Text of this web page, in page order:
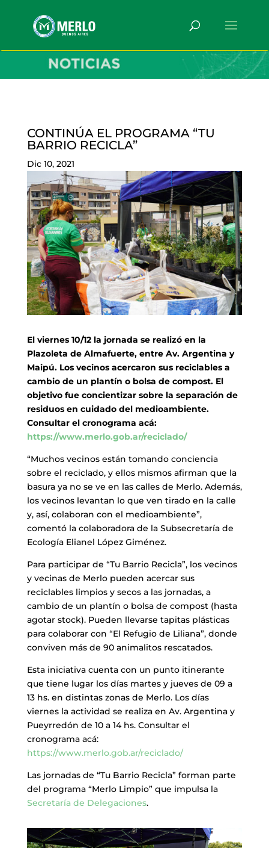
CONTINÚA EL PROGRAMA “TU
BARRIO RECICLA”
Dic 10, 2021
El viernes 10/12 la jornada se realizó en la
Plazoleta de Almafuerte, entre Av. Argentina y
Maipú. Los vecinos acercaron sus reciclables a
cambio de un plantín o bolsa de compost. El
objetivo fue concientizar sobre la separación de
residuos en cuidado del medioambiente.
Consultar el cronograma acá:
https://www.merlo.gob.ar/reciclado/
“Muchos vecinos están tomando conciencia
sobre el reciclado, y ellos mismos afirman que la
basura ya no se ve en las calles de Merlo. Además,
los vecinos levantan lo que ven tirado en la calle
y, así, colaboran con el medioambiente”,
comentó la colaboradora de la Subsecretaría de
Ecología Elianel López Giménez.
Para participar de “Tu Barrio Recicla”, los vecinos
y vecinas de Merlo pueden acercar sus
reciclables limpios y secos a las jornadas, a
cambio de un plantín o bolsa de compost (hasta
agotar stock). Pueden llevarse tapitas plásticas
para colaborar con “El Refugio de Liliana”, donde
conviven más de 90 animalitos rescatados.
Esta iniciativa cuenta con un punto itinerante
que tiene lugar los días martes y jueves de 09 a
13 hs. en distintas zonas de Merlo. Los días
viernes la actividad se realiza en Av. Argentina y
Pueyrredón de 10 a 14 hs. Consultar el
cronograma acá:
https://www.merlo.gob.ar/reciclado/
Las jornadas de “Tu Barrio Recicla” forman parte
del programa “Merlo Limpio” que impulsa la
Secretaría de Delegaciones.